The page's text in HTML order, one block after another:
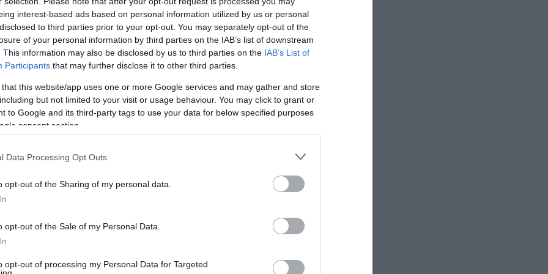
interest-based ads based on personal information utilized by us or personal
to third parties prior to your opt-out. You may separately opt-out of the
of your personal information by third parties on the IAB’s list of downstream
This information may also be disclosed by us to third parties on the IAB’s List of
Participants that may further disclose it to other third parties.
that this website/app uses one or more Google services and may gather and store
but not limited to your visit or usage behaviour. You may click to grant or
to Google and its third-party tags to use your data for below specified purposes
consent section.
Data Processing Opt Outs
opt-out of the Sharing of my personal data.
opt-out of the Sale of my Personal Data.
opt-out of processing my Personal Data for Targeted
Περίπτωσης
Τεχνητής Νοημοσύνης
Επιχειρήσεις
ολοκληρωμένη εκπαίδευση στις
νοημοσύνης. Στόχος του είναι να
της ΤΝ και να προετοιμάσει τους
επίπεδο.